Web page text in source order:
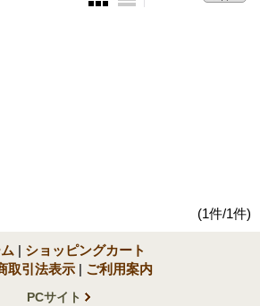
(1件/1件)
| ショッピングカート
取引法表示 | ご利用案内
PCサイト